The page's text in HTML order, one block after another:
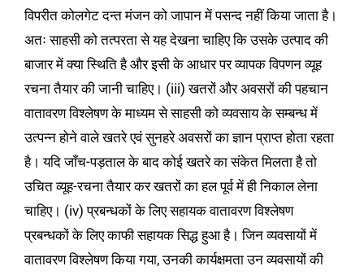
विपरीत कोलगेट दन्त मंजन को जापान में पसन्द नहीं किया जाता है।
अतः साहसी को तत्परता से यह देखना चाहिए कि उसके उत्पाद की
बाजार में क्या स्थिति है और इसी के आधार पर व्यापक विपणन व्यूह
रचना तैयार की जानी चाहिए। (iii) खतरों और अवसरों की पहचान
वातावरण विश्लेषण के माध्यम से साहसी को व्यवसाय के सम्बन्ध में
उत्पन्न होने वाले खतरे एवं सुनहरे अवसरों का ज्ञान प्राप्त होता रहता
है। यदि जाँच-पड़ताल के बाद कोई खतरे का संकेत मिलता है तो
उचित व्यूह-रचना तैयार कर खतरों का हल पूर्व में ही निकाल लेना
चाहिए। (iv) प्रबन्धकों के लिए सहायक वातावरण विश्लेषण
प्रबन्धकों के लिए काफी सहायक सिद्ध हुआ है। जिन व्यवसायों में
वातावरण विश्लेषण किया गया, उनकी कार्यक्षमता उन व्यवसायों की